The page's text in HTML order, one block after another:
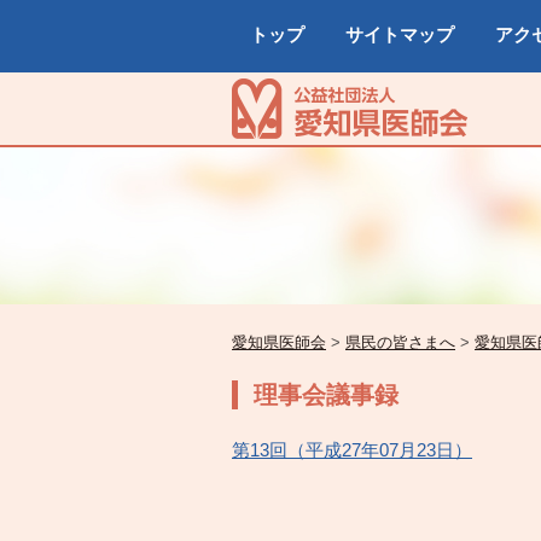
トップ サイトマップ アク
愛知県医師会 > 県民の皆さまへ > 愛知県
理事会議事録
第13回（平成27年07月23日）